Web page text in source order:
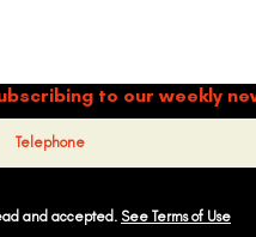
to our weekly
and accepted. See Terms of Use